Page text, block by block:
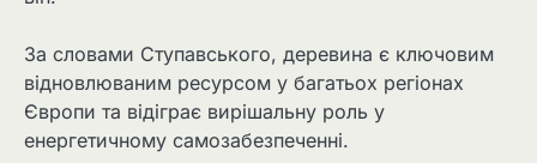
За словами Ступавського, деревина є ключовим
відновлюваним ресурсом у багатьох регіонах
Європи та відіграє вирішальну роль у
енергетичному самозабезпеченні.